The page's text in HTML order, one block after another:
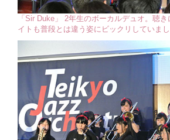
「Sir Duke」 2年生のボーカルデュオ。聴
イトも普段とは違う姿にビックリしていまし